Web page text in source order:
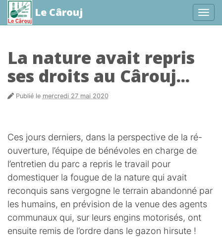
Le Cârouj
La nature avait repris
ses droits au Cârouj...
Publié le mercredi 27 mai 2020
Ces jours derniers, dans la perspective de la ré-
ouverture, l’équipe de bénévoles en charge de
l’entretien du parc a repris le travail pour
domestiquer la fougue de la nature qui avait
reconquis sans vergogne le terrain abandonné par
les humains, en prévision de la venue des agents
communaux qui, sur leurs engins motorisés, ont
ensuite remis de l’ordre dans le gazon hirsute !